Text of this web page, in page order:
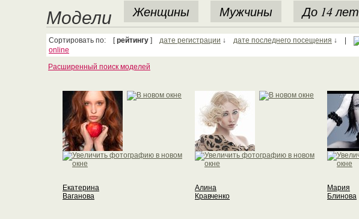
Модели Женщины Мужчины До 14 лет
Сортировать по: [рейтингу ] дате регистрации ↓ дате последнего посещения ↓ |
online
Расширенный поиск моделей
Екатерина
Ваганова
Алина
Кравченко
Мария
Блинова